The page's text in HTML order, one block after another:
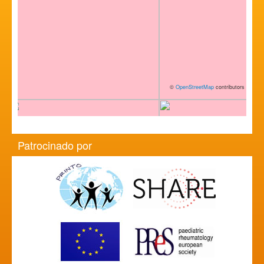
© OpenStreetMap contributors
Patrocinado por